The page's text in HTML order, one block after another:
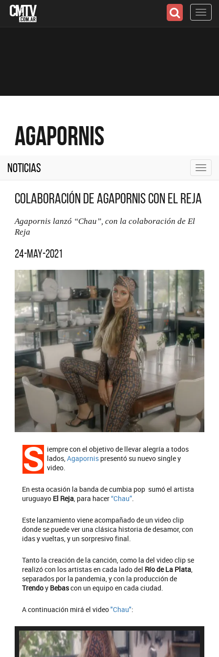
Agapornis
Noticias
Colaboración de Agapornis con El Reja
Agapornis lanzó “Chau”, con la colaboración de El
Reja
24-may-2021
S iempre con el objetivo de llevar alegría a todos
lados,Agapornis presentó su nuevo single y
video.
En esta ocasión la banda de cumbia pop sumó el artista
uruguayo El Reja, para hacer“Chau”.
Este lanzamiento viene acompañado de un video clip
donde se puede ver una clásica historia de desamor, con
idas y vueltas, y un sorpresivo final.
Tanto la creación de la canción, como la del video clip se
realizó con los artistas en cada lado del Río de La Plata,
separados por la pandemia, y con la producción de
Trendoy Bebascon un equipo en cada ciudad.
A continuación mirá el video"Chau":